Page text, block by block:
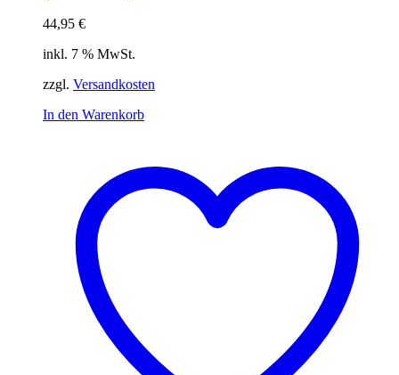
44,95 €
inkl. 7 % MwSt.
zzgl. Versandkosten
In den Warenkorb